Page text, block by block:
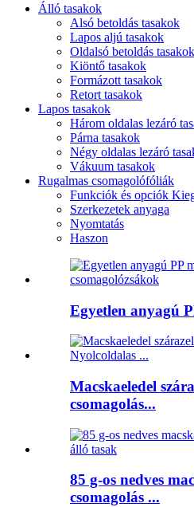
Álló tasakok
Alsó betoldás tasakok
Lapos aljú tasakok
Oldalsó betoldás tasakok
Kiöntő tasakok
Formázott tasakok
Retort tasakok
Lapos tasakok
Három oldalas lezáró
Párna tasakok
Négy oldalas lezáró
Vákuum tasakok
Rugalmas csomagolófóliák
Funkciók és opciók
Szerkezetek anyaga
Nyomtatás
Haszon
Egyetlen anyagú
Macskaeledel
csomagolás...
85 g-os nedves
csomagolás ...